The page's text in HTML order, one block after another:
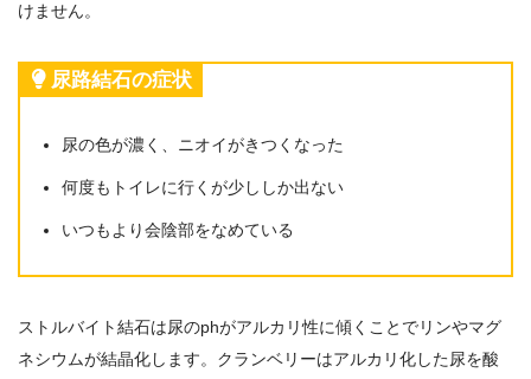
けません。
尿路結石の症状
尿の色が濃く、ニオイがきつくなった
何度もトイレに行くが少ししか出ない
いつもより会陰部をなめている
ストルバイト結石は尿のphがアルカリ性に傾くことでリンやマグ
ネシウムが結晶化します。クランベリーはアルカリ化した尿を酸